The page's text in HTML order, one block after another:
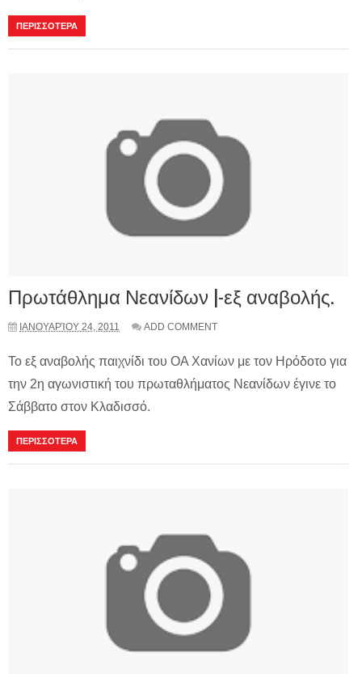
ΠΕΡΙΣΣΟΤΕΡΑ
Πρωτάθλημα Νεανίδων |-εξ αναβολής.
ΙΑΝΟΥΑΡΊΟΥ 24, 2011 ADD COMMENT
Το εξ αναβολής παιχνίδι του ΟΑ Χανίων με τον Ηρόδοτο για
την 2η αγωνιστική του πρωταθλήματος Νεανίδων έγινε το
Σάββατο στον Κλαδισσό.
ΠΕΡΙΣΣΟΤΕΡΑ